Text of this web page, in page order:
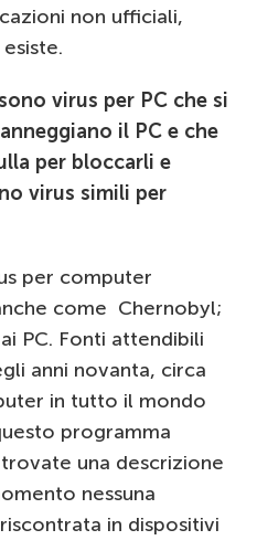
non ufficiali,
virus per PC che si
il PC e che
per bloccarli e
virus simili per
per computer
come Chernobyl;
PC. Fonti attendibili
anni novanta, circa
in tutto il mondo
programma
trovate una descrizione
nessuna
in dispositivi